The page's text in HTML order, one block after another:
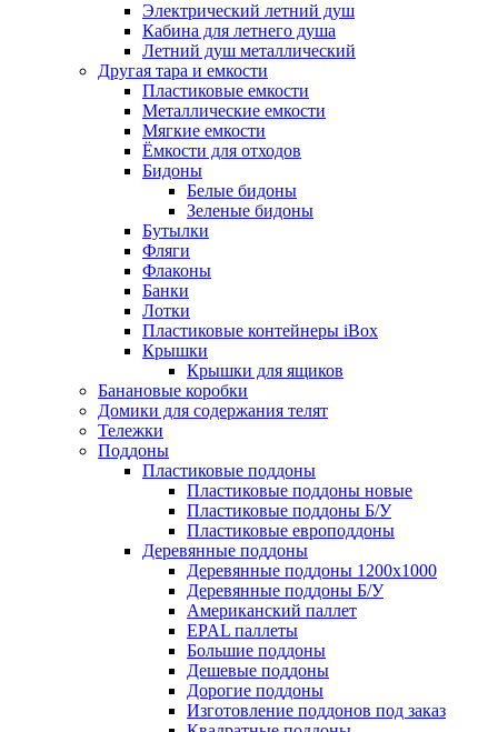
Электрический летний душ
Кабина для летнего душа
Летний душ металлический
Другая тара и емкости
Пластиковые емкости
Металлические емкости
Мягкие емкости
Ёмкости для отходов
Бидоны
Белые бидоны
Зеленые бидоны
Бутылки
Фляги
Флаконы
Банки
Лотки
Пластиковые контейнеры iBox
Крышки
Крышки для ящиков
Банановые коробки
Домики для содержания телят
Тележки
Поддоны
Пластиковые поддоны
Пластиковые поддоны новые
Пластиковые поддоны Б/У
Пластиковые европоддоны
Деревянные поддоны
Деревянные поддоны 1200х1000
Деревянные поддоны Б/У
Американский паллет
EPAL паллеты
Большие поддоны
Дешевые поддоны
Дорогие поддоны
Изготовление поддонов под заказ